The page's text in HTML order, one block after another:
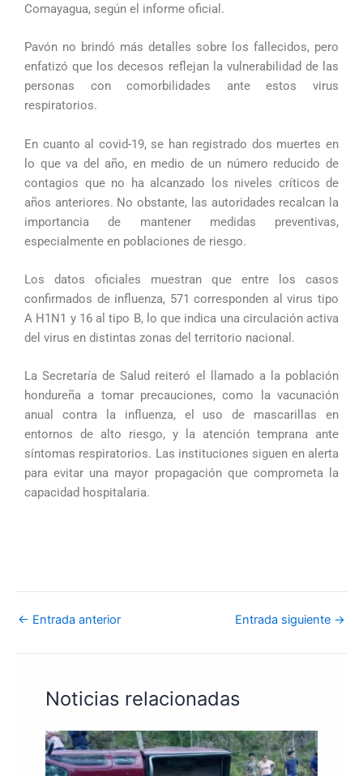
Comayagua, según el informe oficial.
Pavón no brindó más detalles sobre los fallecidos, pero
enfatizó que los decesos reflejan la vulnerabilidad de las
personas con comorbilidades ante estos virus
respiratorios.
En cuanto al covid-19, se han registrado dos muertes en
lo que va del año, en medio de un número reducido de
contagios que no ha alcanzado los niveles críticos de
años anteriores. No obstante, las autoridades recalcan la
importancia de mantener medidas preventivas,
especialmente en poblaciones de riesgo.
Los datos oficiales muestran que entre los casos
confirmados de influenza, 571 corresponden al virus tipo
A H1N1 y 16 al tipo B, lo que indica una circulación activa
del virus en distintas zonas del territorio nacional.
La Secretaría de Salud reiteró el llamado a la población
hondureña a tomar precauciones, como la vacunación
anual contra la influenza, el uso de mascarillas en
entornos de alto riesgo, y la atención temprana ante
síntomas respiratorios. Las instituciones siguen en alerta
para evitar una mayor propagación que comprometa la
capacidad hospitalaria.
← Entrada anterior Entrada siguiente →
Noticias relacionadas